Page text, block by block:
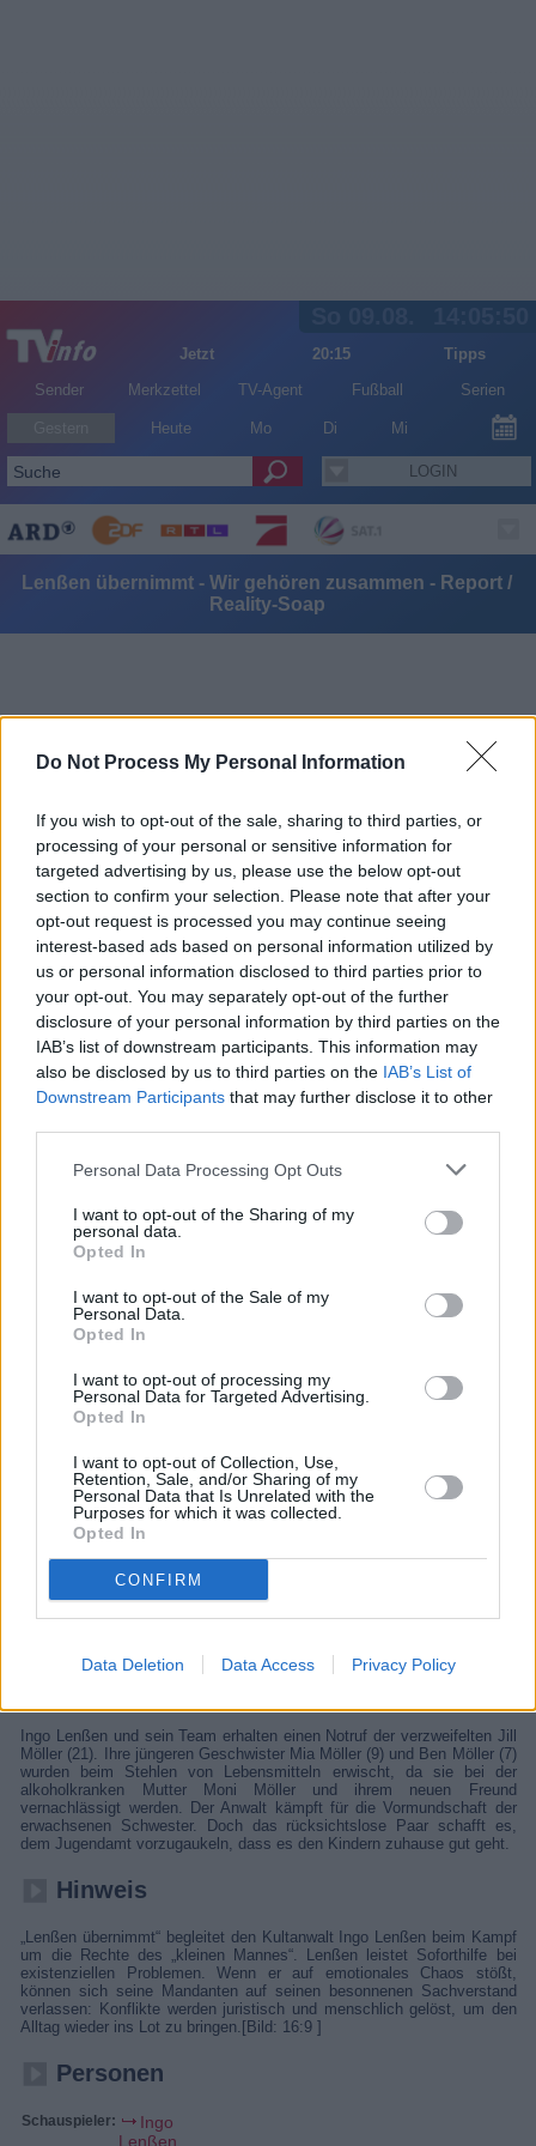
Do Not Process My Personal Information
If you wish to opt-out of the sale, sharing to third parties, or
processing of your personal or sensitive information for
targeted advertising by us, please use the below opt-out
section to confirm your selection. Please note that after your
opt-out request is processed you may continue seeing
interest-based ads based on personal information utilized by
us or personal information disclosed to third parties prior to
your opt-out. You may separately opt-out of the further
disclosure of your personal information by third parties on the
IAB’s list of downstream participants. This information may
also be disclosed by us to third parties on the IAB’s List of
Downstream Participants that may further disclose it to other
Personal Data Processing Opt Outs
I want to opt-out of the Sharing of my
personal data.
Opted In
I want to opt-out of the Sale of my
Personal Data.
Opted In
I want to opt-out of processing my
Personal Data for Targeted Advertising.
Opted In
I want to opt-out of Collection, Use,
Retention, Sale, and/or Sharing of my
Personal Data that Is Unrelated with the
Purposes for which it was collected.
Opted In
CONFIRM
Data Deletion Data Access Privacy Policy
Jetzt 20:15
Tipps
Sender
Merkzettel TV-Agent Fußball Serien
Heute Mo Di Mi
LOGIN
Alle Sender
Lenßen übernimmt - Wir gehören zusammen - Report /
Reality-Soap
Lenßen übernimmt
Report Reality-Soap
Übersicht
Zwei Kinder werden zu Hause vernachlässigt. Kann Ingo und sein
Team helfen? Kultanwalt Ingo Lenßen setzt sich für die Rechte des
Ingo Lenßen und sein Team erhalten einen Notruf der verzweifelten Jill
Möller (21). Ihre jüngeren Geschwister Mia Möller (9) und Ben Möller (7)
wurden beim Stehlen von Lebensmitteln erwischt, da sie bei der
alkoholkranken Mutter Moni Möller und ihrem neuen Freund
vernachlässigt werden. Der Anwalt kämpft für die Vormundschaft der
erwachsenen Schwester. Doch das rücksichtslose Paar schafft es,
dem Jugendamt vorzugaukeln, dass es den Kindern zuhause gut geht.
Hinweis
„Lenßen übernimmt“ begleitet den Kultanwalt Ingo Lenßen beim Kampf
um die Rechte des „kleinen Mannes“. Lenßen leistet Soforthilfe bei
existenziellen Problemen. Wenn er auf emotionales Chaos stößt,
können sich seine Mandanten auf seinen besonnenen Sachverstand
verlassen: Konflikte werden juristisch und menschlich gelöst, um den
Alltag wieder ins Lot zu bringen.[Bild: 16:9 ]
Personen
Schauspieler:
Ingo
Lenßen